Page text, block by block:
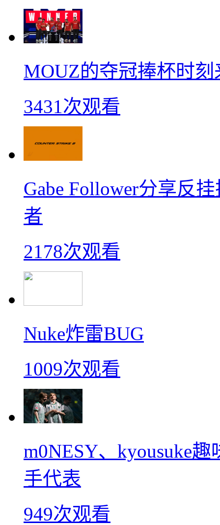
MOUZ的夺冠捧杯时刻
3431次观看
Gabe Follower分享反
者
2178次观看
Nuke炸雷BUG
1009次观看
m0NESY、kyousuke
手代表
949次观看